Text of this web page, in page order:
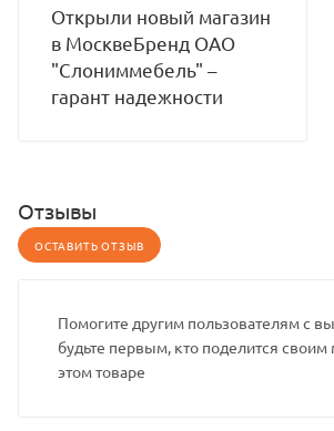
Открыли новый магазин
в МосквеБренд ОАО
"Слониммебель" –
гарант надежности
Отзывы
ОСТАВИТЬ ОТЗЫВ
Помогите другим пользователям с
будьте первым, кто поделится
этом товаре